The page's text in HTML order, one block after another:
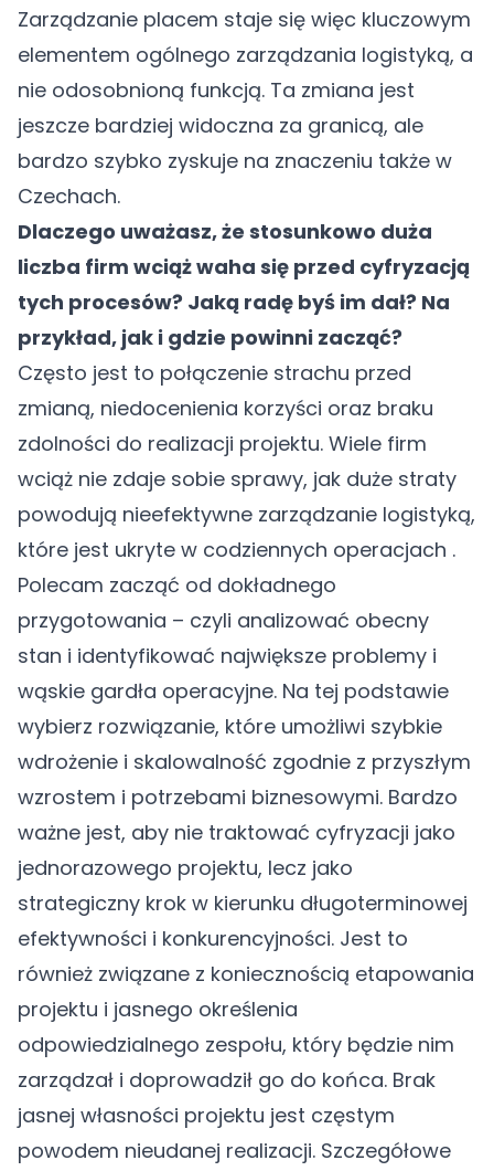
Zarządzanie placem staje się więc kluczowym
elementem ogólnego zarządzania logistyką, a
nie odosobnioną funkcją. Ta zmiana jest
jeszcze bardziej widoczna za granicą, ale
bardzo szybko zyskuje na znaczeniu także w
Czechach.
Dlaczego uważasz, że stosunkowo duża
liczba firm wciąż waha się przed cyfryzacją
tych procesów? Jaką radę byś im dał? Na
przykład, jak i gdzie powinni zacząć?
Często jest to połączenie strachu przed
zmianą, niedocenienia korzyści oraz braku
zdolności do realizacji projektu. Wiele firm
wciąż nie zdaje sobie sprawy, jak duże straty
powodują nieefektywne zarządzanie logistyką,
które jest ukryte w codziennych operacjach .
Polecam zacząć od dokładnego
przygotowania – czyli analizować obecny
stan i identyfikować największe problemy i
wąskie gardła operacyjne. Na tej podstawie
wybierz rozwiązanie, które umożliwi szybkie
wdrożenie i skalowalność zgodnie z przyszłym
wzrostem i potrzebami biznesowymi. Bardzo
ważne jest, aby nie traktować cyfryzacji jako
jednorazowego projektu, lecz jako
strategiczny krok w kierunku długoterminowej
efektywności i konkurencyjności. Jest to
również związane z koniecznością etapowania
projektu i jasnego określenia
odpowiedzialnego zespołu, który będzie nim
zarządzał i doprowadził go do końca. Brak
jasnej własności projektu jest częstym
powodem nieudanej realizacji. Szczegółowe